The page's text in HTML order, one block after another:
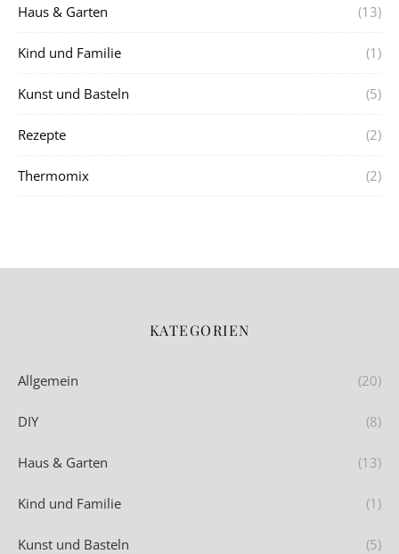
Haus & Garten (13)
Kind und Familie (1)
Kunst und Basteln (5)
Rezepte (2)
Thermomix (2)
KATEGORIEN
Allgemein (20)
DIY (8)
Haus & Garten (13)
Kind und Familie (1)
Kunst und Basteln (5)